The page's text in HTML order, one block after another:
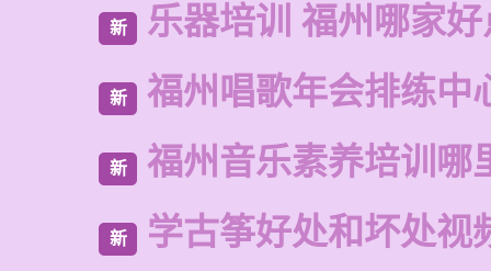
新 乐器培训 福州哪家好
新 福州唱歌年会排练中
新 福州音乐素养培训哪
新 学古筝好处和坏处视